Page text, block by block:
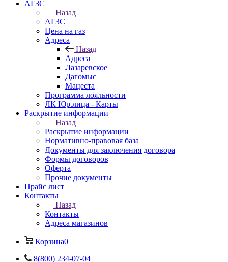
АГЗС
Назад
АГЗС
Цена на газ
Адреса
Назад
Адреса
Лазаревское
Дагомыс
Мацеста
Программа лояльности
ЛК Юр.лица - Карты
Раскрытие информации
Назад
Раскрытие информации
Нормативно-правовая база
Документы для заключения договора
Формы договоров
Оферта
Прочие документы
Прайс лист
Контакты
Назад
Контакты
Адреса магазинов
Корзина0
8(800) 234-07-04